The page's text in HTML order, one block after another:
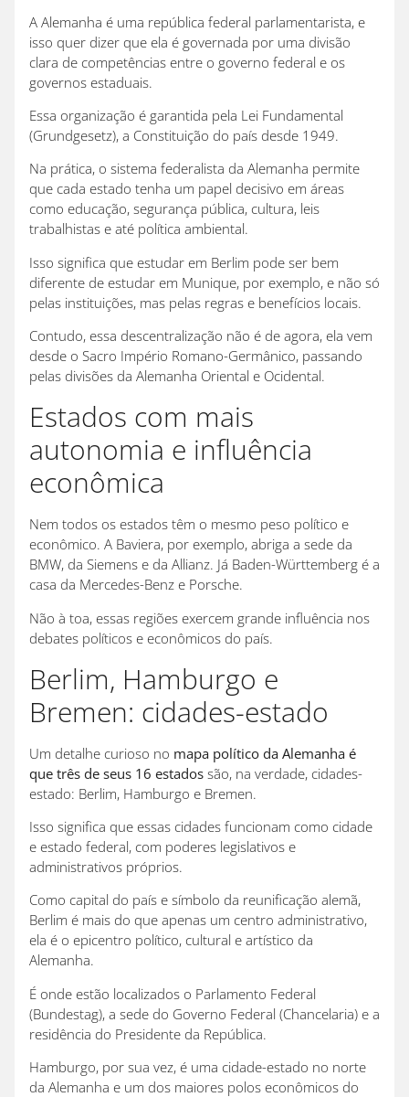
A Alemanha é uma república federal parlamentarista, e
isso quer dizer que ela é governada por uma divisão
clara de competências entre o governo federal e os
governos estaduais.
Essa organização é garantida pela Lei Fundamental
(Grundgesetz), a Constituição do país desde 1949.
Na prática, o sistema federalista da Alemanha permite
que cada estado tenha um papel decisivo em áreas
como educação, segurança pública, cultura, leis
trabalhistas e até política ambiental.
Isso significa que estudar em Berlim pode ser bem
diferente de estudar em Munique, por exemplo, e não só
pelas instituições, mas pelas regras e benefícios locais.
Contudo, essa descentralização não é de agora, ela vem
desde o Sacro Império Romano-Germânico, passando
pelas divisões da Alemanha Oriental e Ocidental.
Estados com mais
autonomia e influência
econômica
Nem todos os estados têm o mesmo peso político e
econômico. A Baviera, por exemplo, abriga a sede da
BMW, da Siemens e da Allianz. Já Baden-Württemberg é a
casa da Mercedes-Benz e Porsche.
Não à toa, essas regiões exercem grande influência nos
debates políticos e econômicos do país.
Berlim, Hamburgo e
Bremen: cidades-estado
Um detalhe curioso no mapa político da Alemanha é
que três de seus 16 estados são, na verdade, cidades-
estado: Berlim, Hamburgo e Bremen.
Isso significa que essas cidades funcionam como cidade
e estado federal, com poderes legislativos e
administrativos próprios.
Como capital do país e símbolo da reunificação alemã,
Berlim é mais do que apenas um centro administrativo,
ela é o epicentro político, cultural e artístico da
Alemanha.
É onde estão localizados o Parlamento Federal
(Bundestag), a sede do Governo Federal (Chancelaria) e a
residência do Presidente da República.
Hamburgo, por sua vez, é uma cidade-estado no norte
da Alemanha e um dos maiores polos econômicos do